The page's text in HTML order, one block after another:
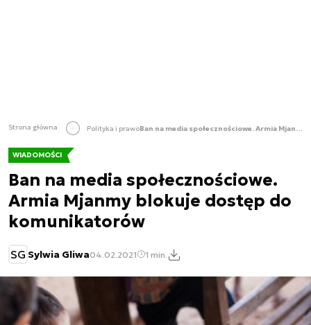
Strona główna Polityka i prawo Ban na media społecznościowe. Armia Mjanmy blokuje dostęp do komunikatorów
WIADOMOŚCI
Ban na media społecznościowe.
Armia Mjanmy blokuje dostęp do
komunikatorów
SG Sylwia Gliwa04.02.2021 1 min.